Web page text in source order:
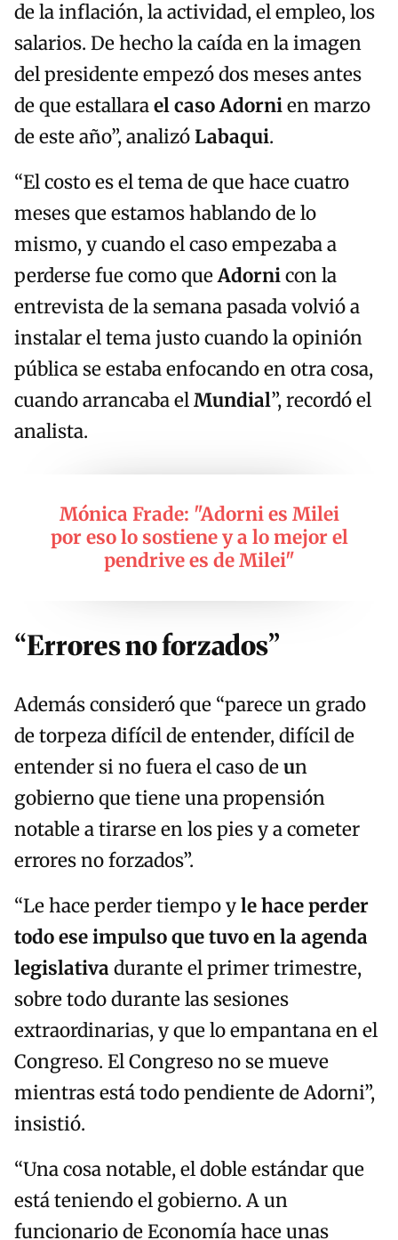
de la inflación, la actividad, el empleo, los
salarios. De hecho la caída en la imagen
del presidente empezó dos meses antes
de que estallarael caso Adornien marzo
de este año”, analizóLabaqui.
“El costo es el tema de que hace cuatro
meses que estamos hablando de lo
mismo, y cuando el caso empezaba a
perderse fue como queAdornicon la
entrevista de la semana pasada volvió a
instalar el tema justo cuando la opinión
pública se estaba enfocando en otra cosa,
cuando arrancaba elMundial”, recordó el
analista.
Mónica Frade: "Adorni es Milei
por eso lo sostiene y a lo mejor el
pendrive es de Milei"
“Errores no forzados”
Además consideró que “parece un grado
de torpeza difícil de entender, difícil de
entender si no fuera el caso deun
gobierno que tiene una propensión
notable a tirarse en los pies y a cometer
errores no forzados”.
“Le hace perder tiempo yle hace perder
todo ese impulso que tuvo en la agenda
legislativadurante el primer trimestre,
sobre todo durante las sesiones
extraordinarias, y que lo empantana en el
Congreso. El Congreso no se mueve
mientras está todo pendiente de Adorni”,
insistió.
“Una cosa notable, el doble estándar que
está teniendo el gobierno. A un
funcionario de Economía hace unas